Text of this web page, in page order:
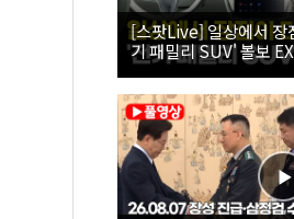
[스팟Live] 일상에서 장
기 패밀리 SUV' 볼보